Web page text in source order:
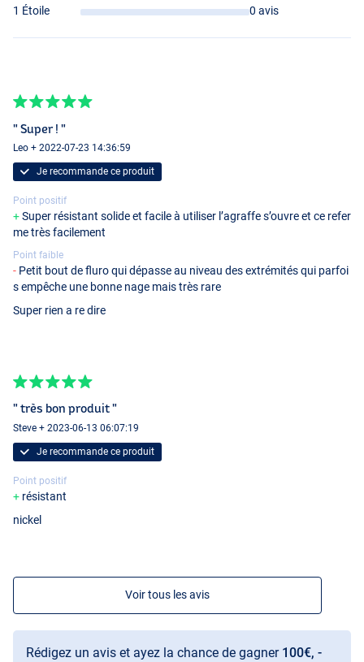
1 Étoile
0 avis
" Super ! "
Leo + 2022-07-23 14:36:59
Je recommande ce produit
Point positif
Super résistant solide et facile à utiliser l’agraffe s’ouvre et ce refer
me très facilement
Point faible
Petit bout de fluro qui dépasse au niveau des extrémités qui parfoi
s empêche une bonne nage mais très rare
Super rien a re dire
" très bon produit "
Steve + 2023-06-13 06:07:19
Je recommande ce produit
Point positif
résistant
nickel
Voir tous les avis
Rédigez un avis et ayez la chance de gagner 100€, -